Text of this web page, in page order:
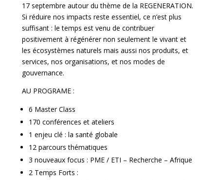
17 septembre autour du thème de la REGENERATION.
Si réduire nos impacts reste essentiel, ce n’est plus
suffisant : le temps est venu de contribuer
positivement à régénérer non seulement le vivant et
les écosystèmes naturels mais aussi nos produits, et
services, nos organisations, et nos modes de
gouvernance.
AU PROGRAME :
6 Master Class
170 conférences et ateliers
1 enjeu clé : la santé globale
12 parcours thématiques
3 nouveaux focus : PME / ETI – Recherche – Afrique
2 Temps Forts :